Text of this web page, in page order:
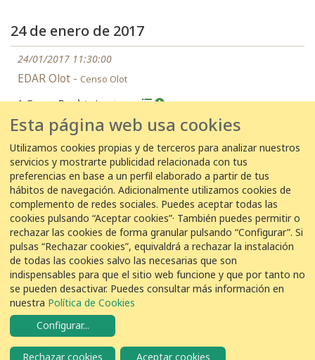
24 de enero de 2017
24/01/2017 11:30:00
EDAR Olot - Censo Olot
1Garza Real Ardea cinerea
← 1 2 3 ... 35 36 37
Ítems por página
COLABORACIÓN
Esta página web usa cookies
Utilizamos cookies propias y de terceros para analizar nuestros
servicios y mostrarte publicidad relacionada con tus
preferencias en base a un perfil elaborado a partir de tus
hábitos de navegación. Adicionalmente utilizamos cookies de
complemento de redes sociales. Puedes aceptar todas las
cookies pulsando “Aceptar cookies”· También puedes permitir o
rechazar las cookies de forma granular pulsando “Configurar”. Si
pulsas “Rechazar cookies”, equivaldrá a rechazar la instalación
de todas las cookies salvo las necesarias que son
indispensables para que el sitio web funcione y que por tanto no
se pueden desactivar. Puedes consultar más información en
nuestra Política de Cookies
Configurar...
Rechazar cookies Aceptar cookies